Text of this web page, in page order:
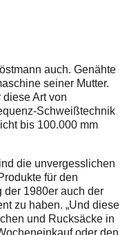
auch. Genähte
seiner Mutter.
Art von
Schweißtechnik
bis 100.000 mm
die unvergesslichen
für den
der 1980er auch der
zu haben. „Und diese
und Rucksäcke in
oder den